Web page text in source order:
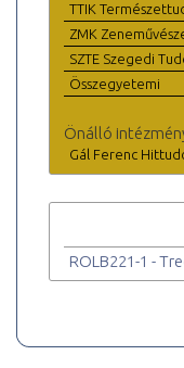
TTIK
ZMK
SZTE Szegedi
Összegyetemi
Önálló
Gál Ferenc
ROLB221-1 -